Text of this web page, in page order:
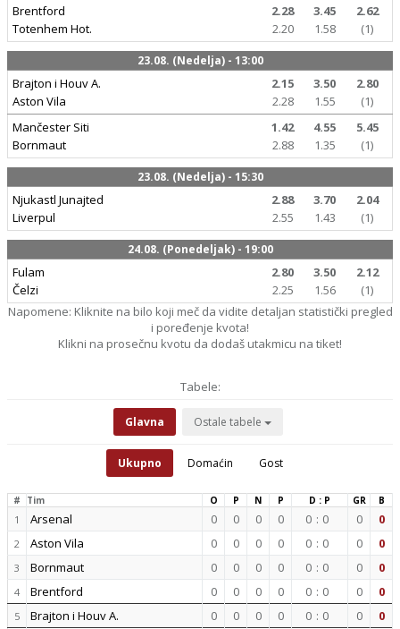
Brentford
Totenhem Hot.
2.28 3.45
2.62
2.20
1.58 (1)
23.08. (Nedelja) - 13:00
Brajton i Houv A.
Aston Vila
2.15 3.50
2.80
2.28
1.55
(1)
Mančester Siti
Bornmaut
1.42 4.55
5.45
2.88
1.35 (1)
23.08. (Nedelja) - 15:30
Njukastl Junajted
Liverpul
2.88 3.70
2.04
2.55
1.43 (1)
24.08. (Ponedeljak) - 19:00
Fulam
Čelzi
2.80 3.50
2.12
2.25
1.56
(1)
Napomene: Kliknite na bilo koji meč da vidite detaljan statistički pregled
i poređenje kvota!
Klikni na prosečnu kvotu da dodaš utakmicu na tiket!
Tabele:
Glavna Ostale tabele
Ukupno Domaćin Gost
# Tim O P N P D : P GR B
1 Arsenal 0 0 0 0 0 : 0 0 0
2 Aston Vila 0 0 0 0 0 : 0 0 0
3 Bornmaut 0 0 0 0 0 : 0 0 0
4 Brentford 0 0 0 0 0 : 0 0 0
5 Brajton i Houv A. 0 0 0 0 0 : 0 0 0